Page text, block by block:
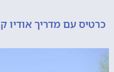
עם מדריך אודיו קולי